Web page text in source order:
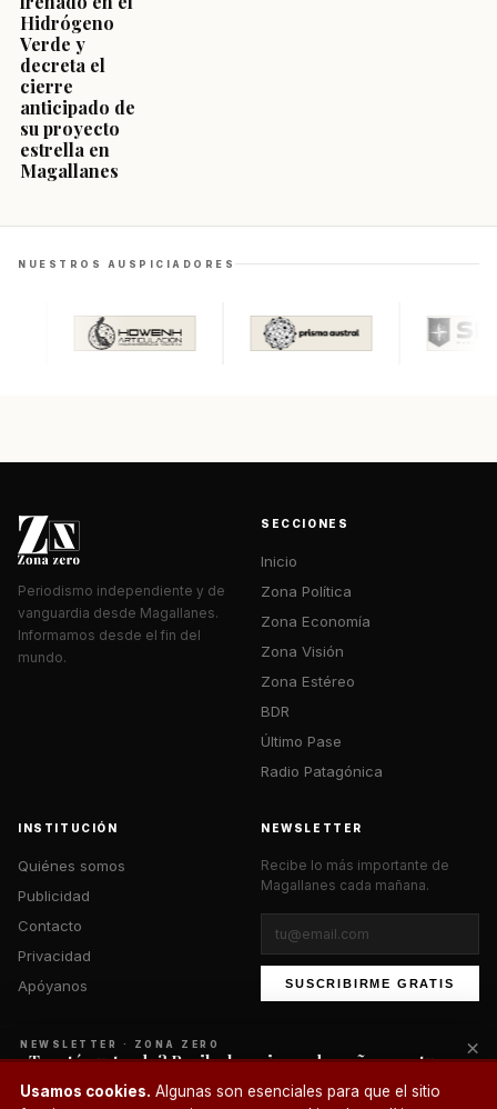
Hidrógeno
Verde y
decreta el
cierre
anticipado de
su proyecto
estrella en
Magallanes
NUESTROS AUSPICIADORES
Periodismo independiente y de
vanguardia desde Magallanes.
Informamos desde el fin del
mundo.
SECCIONES
Inicio
Zona Política
Zona Economía
Zona Visión
Zona Estéreo
BDR
Último Pase
Radio Patagónica
INSTITUCIÓN
Quiénes somos
Publicidad
Contacto
Privacidad
Apóyanos
NEWSLETTER
Recibe lo más importante de
Magallanes cada mañana.
SUSCRIBIRME GRATIS
© 2026 Zona Zero Media. Todos los derechos reservados.
Usamos cookies. Algunas son esenciales para que el sitio
NEWSLETTER · ZONA ZERO
¿Te está gustando? Recibe lo mejor cada mañana en tu
correo.
×